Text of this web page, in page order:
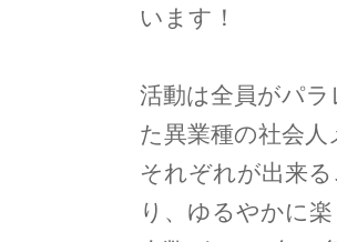
います！
活動は全員がパ
た異業種の社会
それぞれが出来
り、ゆるやかに